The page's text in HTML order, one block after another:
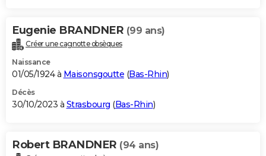
Bricolage
Lifestyle
Culture
Sport
Auto
Television
Voyage
Cinema
Eugenie BRANDNER (99 ans)
Créer une cagnotte obsèques
Naissance
01/05/1924 à Maisonsgoutte (Bas-Rhin)
Décès
30/10/2023 à Strasbourg (Bas-Rhin)
Robert BRANDNER (94 ans)